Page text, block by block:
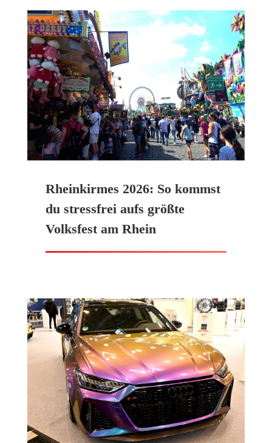
Rheinkirmes 2026: So kommst
du stressfrei aufs größte
Volksfest am Rhein